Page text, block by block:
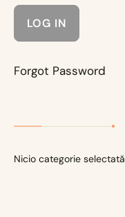
Forgot Password
Nicio categorie